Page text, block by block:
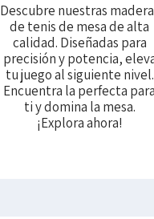
Descubre nuestras
de tenis de mesa de alta
calidad. Diseñadas para
precisión y potencia,
tu juego al siguiente nivel.
Encuentra la perfecta para
ti y domina la mesa.
¡Explora ahora!